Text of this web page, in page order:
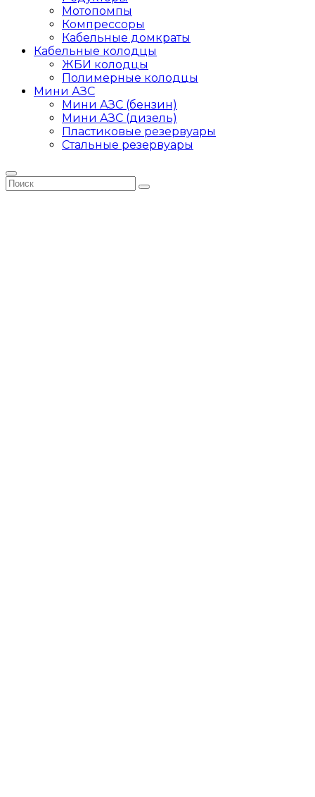
Мотопомпы
Компрессоры
Кабельные домкраты
Кабельные колодцы
ЖБИ колодцы
Полимерные колодцы
Мини АЗС
Мини АЗС (бензин)
Мини АЗС (дизель)
Пластиковые резервуары
Стальные резервуары